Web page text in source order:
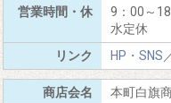
9：00～
水定休
HP・SNS
本町白旗